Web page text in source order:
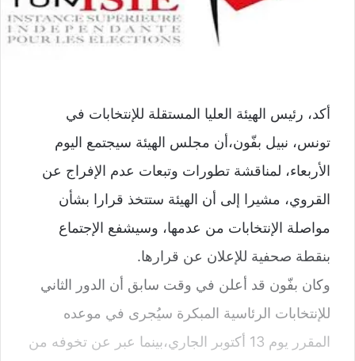
أكد، رئيس الهيئة العليا المستقلة للإنتخابات في
تونس، نبيل بفّون،أن مجلس الهيئة سيجتمع اليوم
الأربعاء، لمناقشة تطورات وتبعات عدم الإفراج عن
القروي، مشيرا إلى أن الهيئة ستتخذ قرارا بشأن
مواصلة الإنتخابات من عدمها، وسيشفع الإجتماع
بنقطة صحفية للإعلان عن قرارها.
وكان بفّون قد أعلن في وقت سابق أن الدور الثاني
للإنتخابات الرئاسية المبكرة سيُجرى في موعده
المقرر يوم 13 أكتوبر الجاري،بينما عبر عن تخوفه من